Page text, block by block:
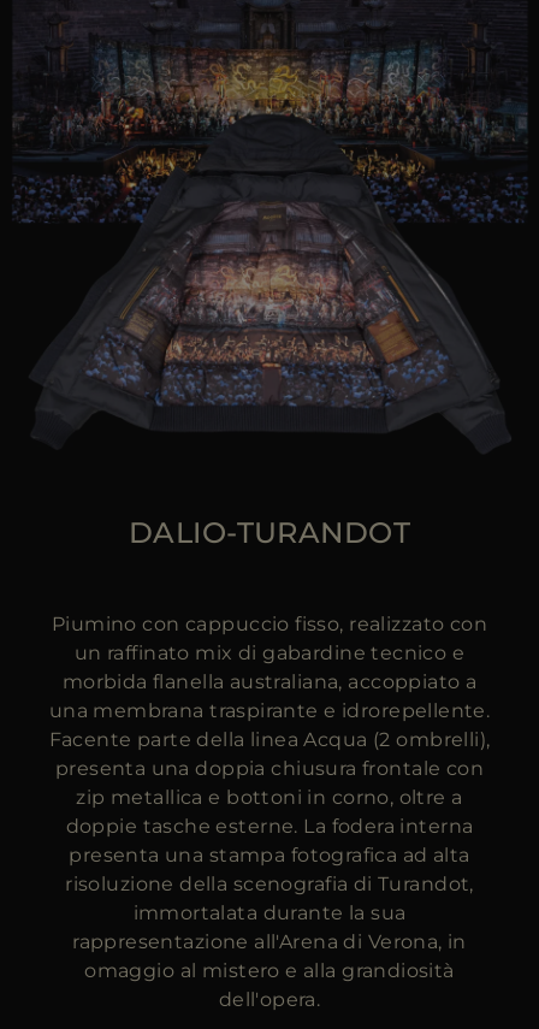
DALIO-TURANDOT
Piumino con cappuccio fisso, realizzato con
un raffinato mix di gabardine tecnico e
morbida flanella australiana, accoppiato a
una membrana traspirante e idrorepellente.
Facente parte della linea Acqua (2 ombrelli),
presenta una doppia chiusura frontale con
zip metallica e bottoni in corno, oltre a
doppie tasche esterne. La fodera interna
presenta una stampa fotografica ad alta
risoluzione della scenografia di Turandot,
immortalata durante la sua
rappresentazione all'Arena di Verona, in
omaggio al mistero e alla grandiosità
dell'opera.